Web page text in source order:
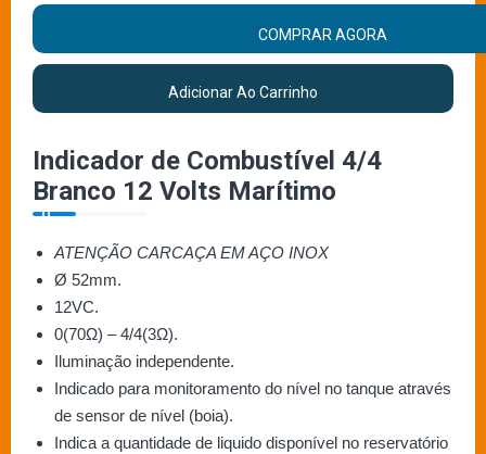
COMPRAR AGORA
Adicionar Ao Carrinho
Indicador de Combustível 4/4
Branco 12 Volts Marítimo
ATENÇÃO CARCAÇA EM AÇO INOX
Ø 52mm.
12VC.
0(70Ω) – 4/4(3Ω).
Iluminação independente.
Indicado para monitoramento do nível no tanque através
de sensor de nível (boia).
Indica a quantidade de liquido disponível no reservatório